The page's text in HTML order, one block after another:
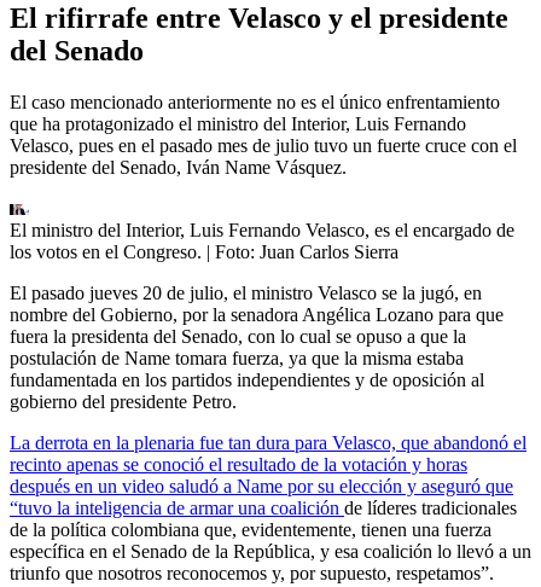
El rifirrafe entre Velasco y el presidente
del Senado
El caso mencionado anteriormente no es el único enfrentamiento
que ha protagonizado el ministro del Interior, Luis Fernando
Velasco, pues en el pasado mes de julio tuvo un fuerte cruce con el
presidente del Senado, Iván Name Vásquez.
El ministro del Interior, Luis Fernando Velasco, es el encargado de
los votos en el Congreso. | Foto: Juan Carlos Sierra
El pasado jueves 20 de julio, el ministro Velasco se la jugó, en
nombre del Gobierno, por la senadora Angélica Lozano para que
fuera la presidenta del Senado, con lo cual se opuso a que la
postulación de Name tomara fuerza, ya que la misma estaba
fundamentada en los partidos independientes y de oposición al
gobierno del presidente Petro.
La derrota en la plenaria fue tan dura para Velasco, que abandonó el
recinto apenas se conoció el resultado de la votación y horas
después en un video saludó a Name por su elección y aseguró que
“tuvo la inteligencia de armar una coalición de líderes tradicionales
de la política colombiana que, evidentemente, tienen una fuerza
específica en el Senado de la República, y esa coalición lo llevó a un
triunfo que nosotros reconocemos y, por supuesto, respetamos”.